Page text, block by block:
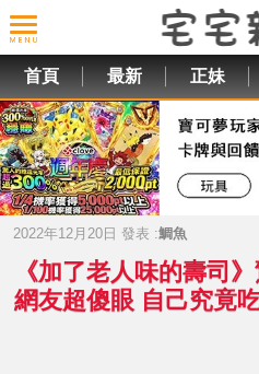
首頁 最新 正妹
2022年12月20日 發表 :鯛魚
《加了老人味的壽司
網友超傻眼 自己究竟